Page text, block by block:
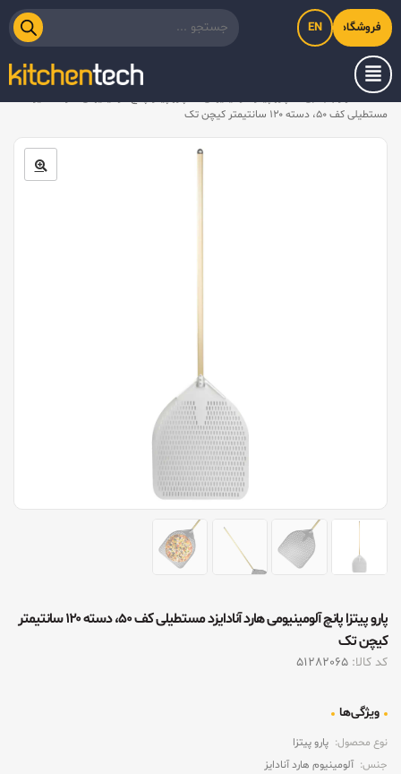
فروشگاه اینترنتی کیت‌لاین
EN
خانه
مستطیلی کف ۵۰، دسته ۱۲۰ سانتیمتر کیچن تک
پارو پیتزا پانچ آلومینیومی هارد آنادایزد مستطیلی کف ۵۰، دسته ۱۲۰ سانتیمتر
کیچن تک
کد کالا: 51282065
ویژگی‌ها
نوع محصول: پارو پیتزا
جنس: آلومینیوم هارد آنادایز